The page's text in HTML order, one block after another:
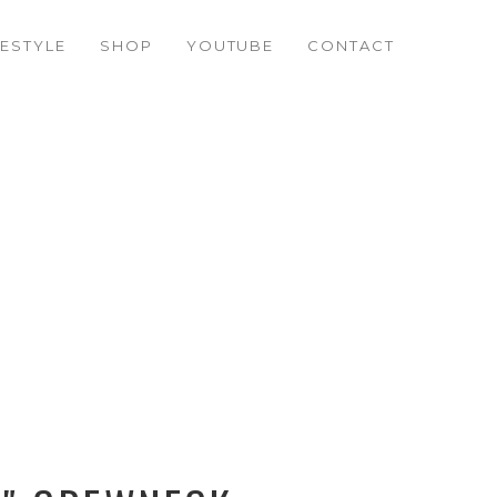
SHOP YOUTUBE CONTACT